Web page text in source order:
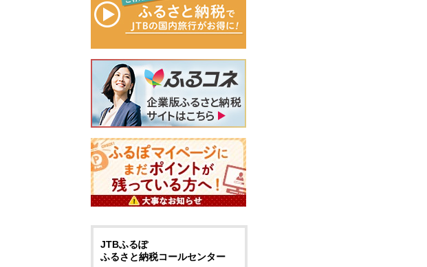
JTBふるぽ
ふるさと納税コールセンター